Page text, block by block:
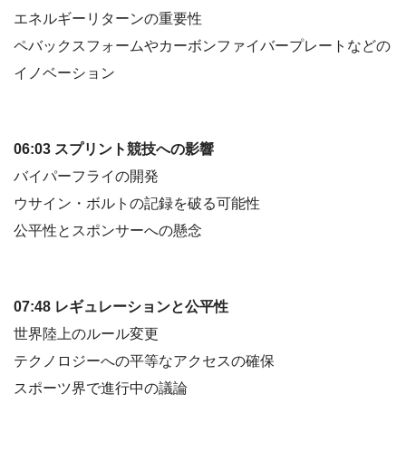
エネルギーリターンの重要性
ペバックスフォームやカーボンファイバープレートなどの
イノベーション
06:03 スプリント競技への影響
バイパーフライの開発
ウサイン・ボルトの記録を破る可能性
公平性とスポンサーへの懸念
07:48 レギュレーションと公平性
世界陸上のルール変更
テクノロジーへの平等なアクセスの確保
スポーツ界で進行中の議論